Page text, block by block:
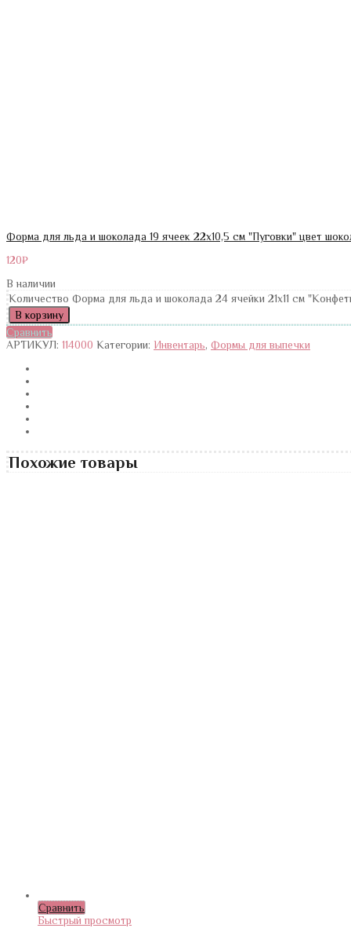
Форма для льда и шоколада 19 ячеек 22х10,5 см "Пуговки" цвет
120₽
В наличии
Количество Форма для льда и шоколада 24 ячейки 21х11 см
В корзину
Сравнить
АРТИКУЛ: 114000 Категории: Инвентарь, Формы для выпечки
Похожие товары
Сравнить
Быстрый просмотр